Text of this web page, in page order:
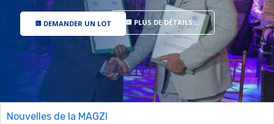
insert_chart PLUS DE DÉTAILS ...
insert_chart DEMANDER UN LOT
Nouvelles de la MAGZI